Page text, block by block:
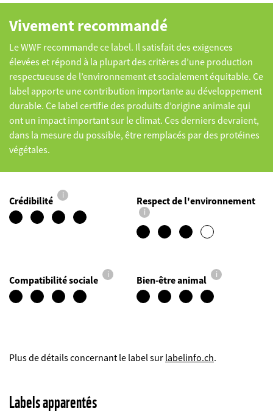
Vivement recommandé
Le WWF recommande ce label. Il satisfait des exigences
élevées et répond à la plupart des critères d’une production
respectueuse de l’environnement et socialement équitable. Ce
label apporte une contribution importante au développement
durable. Ce label certifie des produits d’origine animale qui
ont un impact important sur le climat. Ces derniers devraient,
dans la mesure du possible, être remplacés par des protéines
végétales.
Crédibilité i Respect de l'environnement
i
Compatibilité sociale i Bien-être animal i
Plus de détails concernant le label sur labelinfo.ch.
Labels apparentés